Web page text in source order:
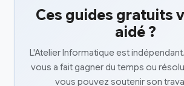
Ces guides gratuits
aidé ?
L'Atelier Informatique est
vous a fait gagner du temps ou
vous pouvez soutenir son